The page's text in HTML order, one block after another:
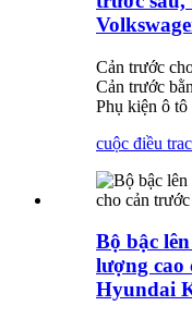
Cản trước
Cản trước
Phụ kiện ô
cuộc điều tra
Bộ bậc
lượng cao
Hyundai